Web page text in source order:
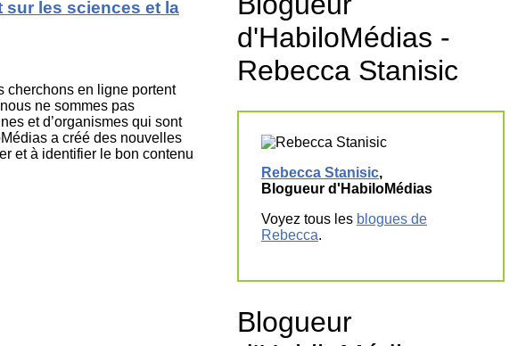
territoire
Éducation
médias
101
Littératie
numérique
101
sur les sciences et la
cherchons en ligne portent
ne sommes pas
et d’organismes qui sont
a créé des nouvelles
et à identifier le bon contenu
d'HabiloMédias -
Rebecca Stanisic
Rebecca Stanisic,
Blogueur d'HabiloMédias
Voyez tous les blogues de
Rebecca.
Blogueur